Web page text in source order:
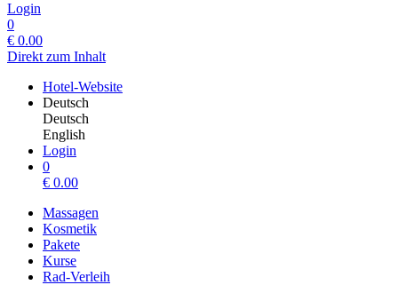
Login
0
€ 0.00
Direkt zum Inhalt
Hotel-Website
Deutsch
Deutsch
English
Login
0
€ 0.00
Massagen
Kosmetik
Pakete
Kurse
Rad-Verleih